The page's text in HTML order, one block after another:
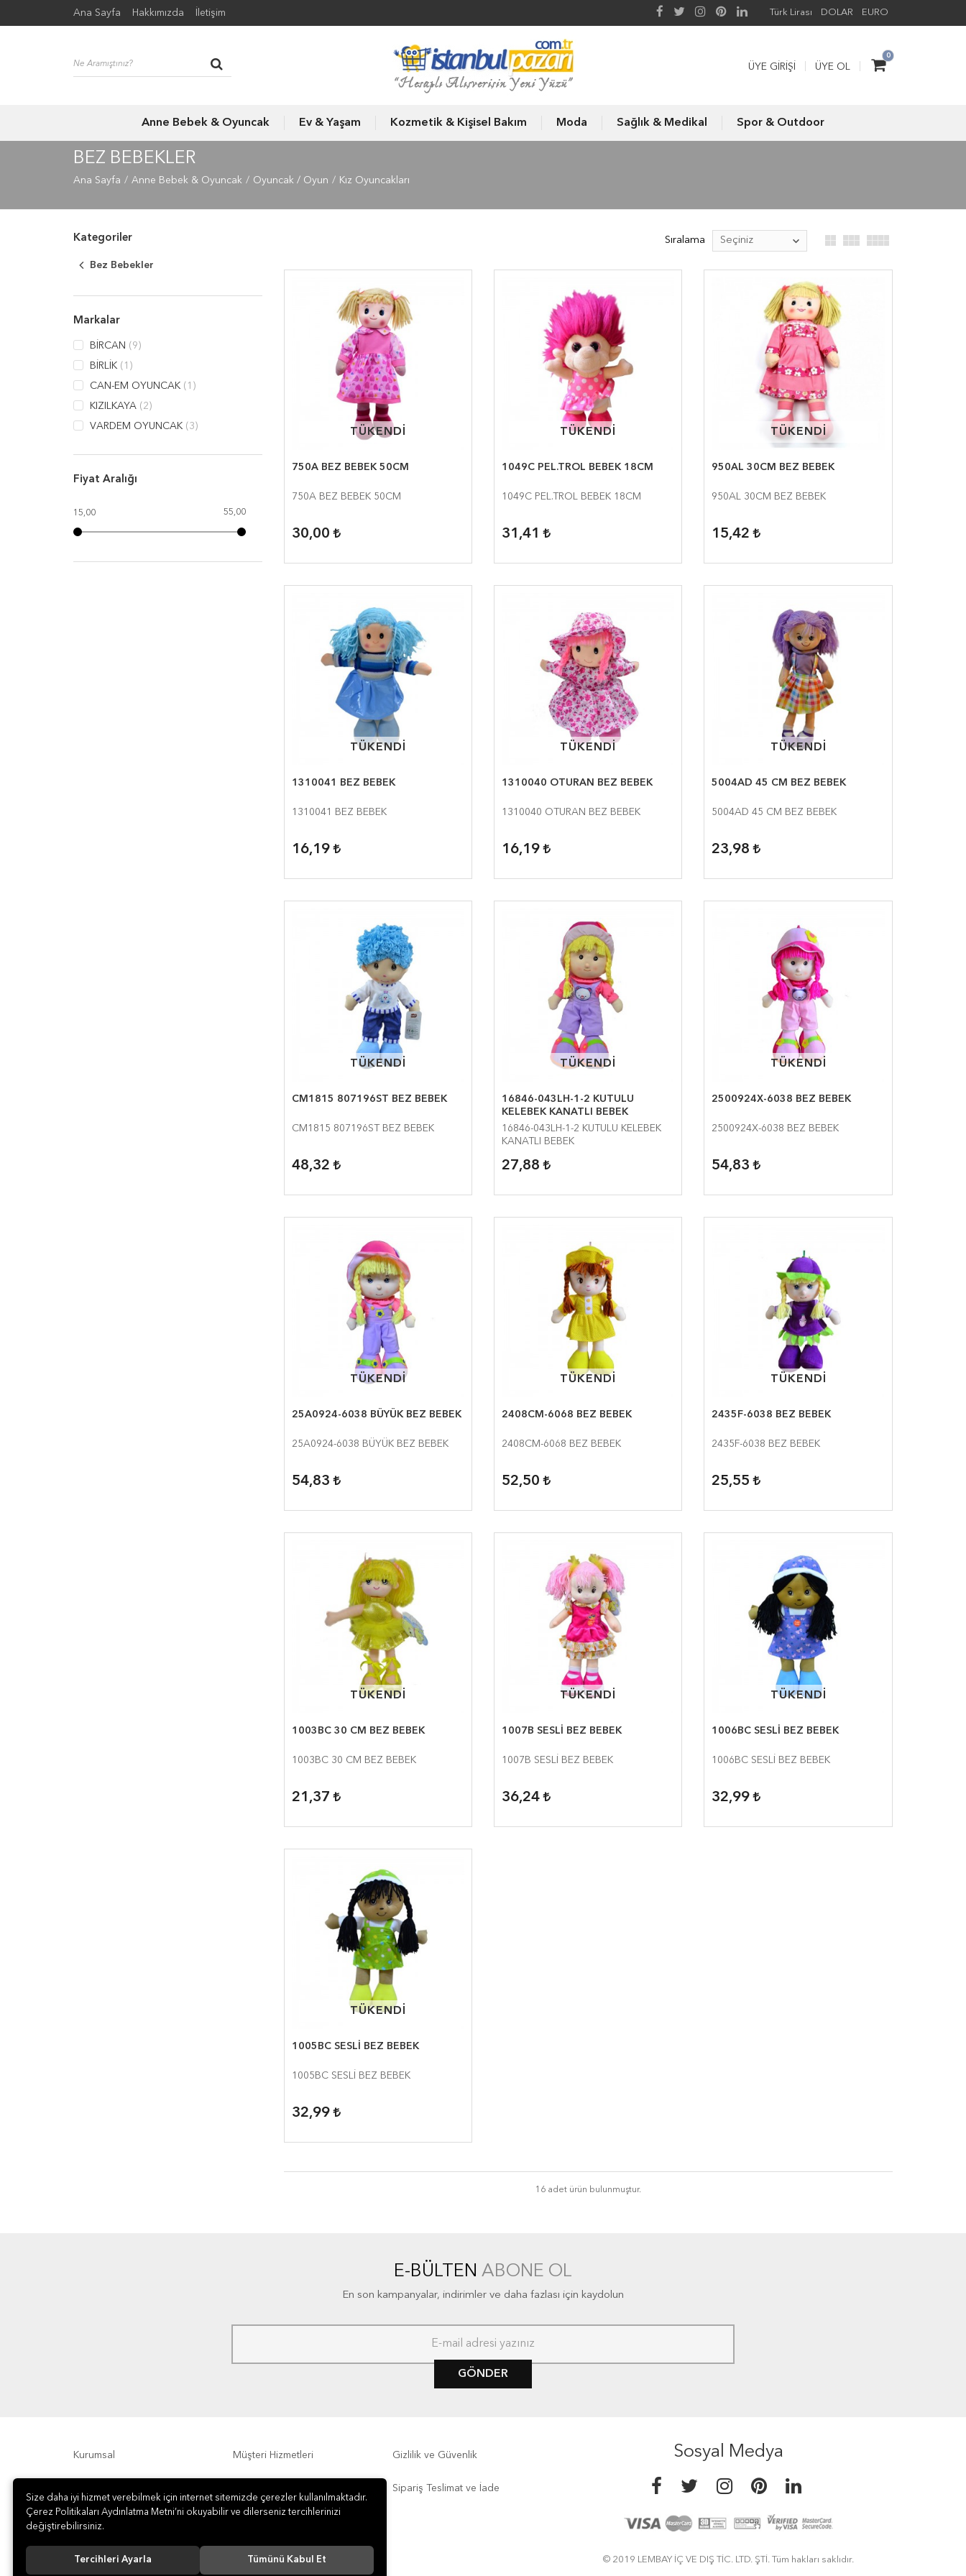
Ana Sayfa Hakkımızda İletişim Türk Lirası DOLAR EURO
0
ÜYE GIRIŞI ÜYE OL
Anne Bebek & Oyuncak Ev & Yaşam Kozmetik & Kişisel Bakım Moda Sağlık & Medikal Spor & Outdoor
BEZ BEBEKLER
Ana Sayfa Anne Bebek & Oyuncak Oyuncak / Oyun Kız Oyuncakları
Kategoriler
Bez Bebekler
Markalar
BİRCAN (9)
BİRLİK (1)
CAN-EM OYUNCAK (1)
KIZILKAYA (2)
VARDEM OYUNCAK (3)
Fiyat Aralığı
15,00 55,00
Sıralama
TÜKENDİ
TÜKENDİ
750A BEZ BEBEK 50CM
750A BEZ BEBEK 50CM
30,00
TÜKENDİ
TÜKENDİ
1049C PEL.TROL BEBEK 18CM
1049C PEL.TROL BEBEK 18CM
31,41
TÜKENDİ
TÜKENDİ
950AL 30CM BEZ BEBEK
950AL 30CM BEZ BEBEK
15,42
TÜKENDİ
TÜKENDİ
1310041 BEZ BEBEK
1310041 BEZ BEBEK
16,19
TÜKENDİ
TÜKENDİ
1310040 OTURAN BEZ BEBEK
1310040 OTURAN BEZ BEBEK
16,19
TÜKENDİ
TÜKENDİ
5004AD 45 CM BEZ BEBEK
5004AD 45 CM BEZ BEBEK
23,98
TÜKENDİ
TÜKENDİ
CM1815 807196ST BEZ BEBEK
CM1815 807196ST BEZ BEBEK
48,32
TÜKENDİ
TÜKENDİ
16846-043LH-1-2 KUTULU
KELEBEK KANATLI BEBEK
16846-043LH-1-2 KUTULU KELEBEK
KANATLI BEBEK
27,88
TÜKENDİ
TÜKENDİ
2500924X-6038 BEZ BEBEK
2500924X-6038 BEZ BEBEK
54,83
TÜKENDİ
TÜKENDİ
25A0924-6038 BÜYÜK BEZ BEBEK
25A0924-6038 BÜYÜK BEZ BEBEK
54,83
TÜKENDİ
TÜKENDİ
2408CM-6068 BEZ BEBEK
2408CM-6068 BEZ BEBEK
52,50
TÜKENDİ
TÜKENDİ
2435F-6038 BEZ BEBEK
2435F-6038 BEZ BEBEK
25,55
TÜKENDİ
TÜKENDİ
1003BC 30 CM BEZ BEBEK
1003BC 30 CM BEZ BEBEK
21,37
TÜKENDİ
TÜKENDİ
1007B SESLİ BEZ BEBEK
1007B SESLİ BEZ BEBEK
36,24
TÜKENDİ
TÜKENDİ
1006BC SESLİ BEZ BEBEK
1006BC SESLİ BEZ BEBEK
32,99
TÜKENDİ
TÜKENDİ
1005BC SESLİ BEZ BEBEK
1005BC SESLİ BEZ BEBEK
32,99
16 adet ürün bulunmuştur.
E-BÜLTEN ABONE OL
En son kampanyalar, indirimler ve daha fazlası için kaydolun
GÖNDER
Kurumsal Müşteri Hizmetleri Gizlilik ve Güvenlik
Sipariş Teslimat ve İade
Sosyal Medya
© 2019 LEMBAY İÇ VE DIŞ TİC. LTD. ŞTİ. Tüm hakları saklıdır.
Size daha iyi hizmet verebilmek için internet sitemizde çerezler kullanılmaktadır.
Çerez Politikaları Aydınlatma Metni’ni okuyabilir ve dilerseniz tercihlerinizi
değiştirebilirsiniz.
Tercihleri Ayarla Tümünü Kabul Et